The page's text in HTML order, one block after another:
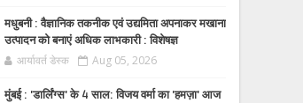
मधुबनी : वैज्ञानिक तकनीक एवं उद्यमिता अपनाकर मखाना
उत्पादन को बनाएं अधिक लाभकारी : विशेषज्ञ
आर्यावर्त डेस्क Aug 05, 2026
मुंबई : 'डार्लिंग्स' के 4 साल: विजय वर्मा का 'हमज़ा' आज